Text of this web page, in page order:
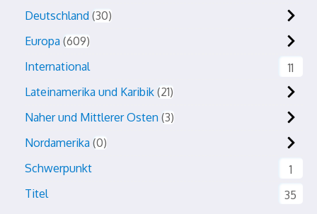
Deutschland 30
Europa 609
International
11
Lateinamerika und Karibik 21
Naher und Mittlerer Osten 3
Nordamerika 0
Schwerpunkt
1
Titel
35